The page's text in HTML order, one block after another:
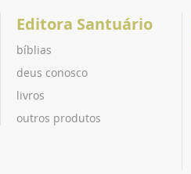
Editora Santuário
bíblias
deus conosco
livros
outros produtos